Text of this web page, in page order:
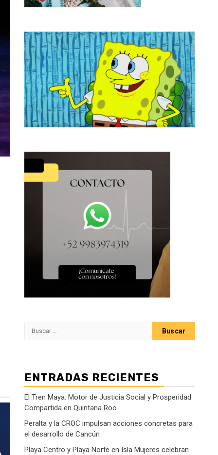
Buscar:
ENTRADAS RECIENTES
El Tren Maya: Motor de Justicia Social y Prosperidad
Compartida en Quintana Roo
Peralta y la CROC impulsan acciones concretas para
el desarrollo de Cancún
Playa Centro y Playa Norte en Isla Mujeres celebran